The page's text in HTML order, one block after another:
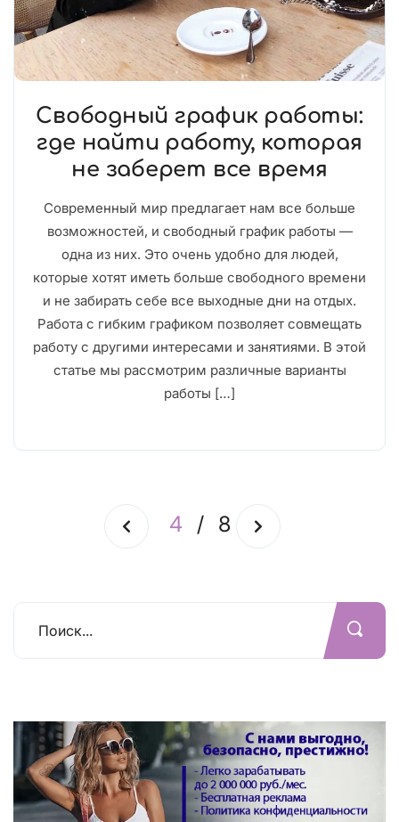
Свободный график работы:
где найти работу, которая
не заберет все время
Современный мир предлагает нам все больше
возможностей, и свободный график работы —
одна из них. Это очень удобно для людей,
которые хотят иметь больше свободного времени
и не забирать себе все выходные дни на отдых.
Работа с гибким графиком позволяет совмещать
работу с другими интересами и занятиями. В этой
статье мы рассмотрим различные варианты
работы […]
4 / 8